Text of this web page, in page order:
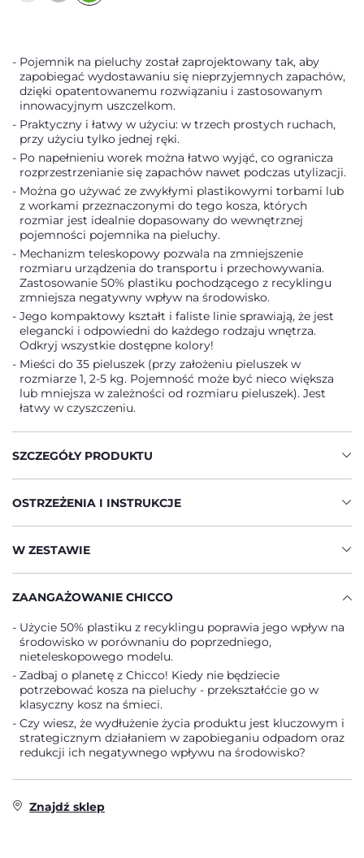
Pojemnik na pieluchy został zaprojektowany tak, aby
zapobiegać wydostawaniu się nieprzyjemnych zapachów,
dzięki opatentowanemu rozwiązaniu i zastosowanym
innowacyjnym uszczelkom.
Praktyczny i łatwy w użyciu: w trzech prostych ruchach,
przy użyciu tylko jednej ręki.
Po napełnieniu worek można łatwo wyjąć, co ogranicza
rozprzestrzenianie się zapachów nawet podczas utylizacji.
Można go używać ze zwykłymi plastikowymi torbami lub
z workami przeznaczonymi do tego kosza, których
rozmiar jest idealnie dopasowany do wewnętrznej
pojemności pojemnika na pieluchy.
Mechanizm teleskopowy pozwala na zmniejszenie
rozmiaru urządzenia do transportu i przechowywania.
Zastosowanie 50% plastiku pochodzącego z recyklingu
zmniejsza negatywny wpływ na środowisko.
Jego kompaktowy kształt i faliste linie sprawiają, że jest
elegancki i odpowiedni do każdego rodzaju wnętrza.
Odkryj wszystkie dostępne kolory!
Mieści do 35 pieluszek (przy założeniu pieluszek w
rozmiarze 1, 2-5 kg. Pojemność może być nieco większa
lub mniejsza w zależności od rozmiaru pieluszek). Jest
łatwy w czyszczeniu.
SZCZEGÓŁY PRODUKTU
OSTRZEŻENIA I INSTRUKCJE
W ZESTAWIE
ZAANGAŻOWANIE CHICCO
Użycie 50% plastiku z recyklingu poprawia jego wpływ na
środowisko w porównaniu do poprzedniego,
nieteleskopowego modelu.
Zadbaj o planetę z Chicco! Kiedy nie będziecie
potrzebować kosza na pieluchy - przekształćcie go w
klasyczny kosz na śmieci.
Czy wiesz, że wydłużenie życia produktu jest kluczowym i
strategicznym działaniem w zapobieganiu odpadom oraz
redukcji ich negatywnego wpływu na środowisko?
Znajdź sklep